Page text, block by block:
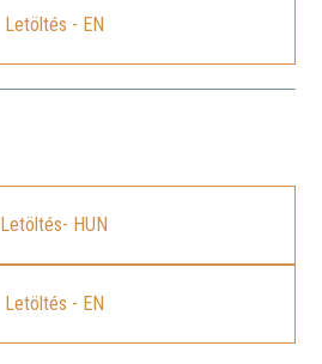
Letöltés - EN
Letöltés- HUN
Letöltés - EN